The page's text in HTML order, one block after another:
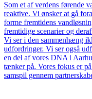
Som et af verdens førende
reaktive. Vi ønsker at gå
forme fremtidens
fremtidige scenarier og
Vi ser i den sammenhæng
udfordringer. Vi ser også
en del af vores DNA i
tænker på. Vores fokus er
samspil gennem